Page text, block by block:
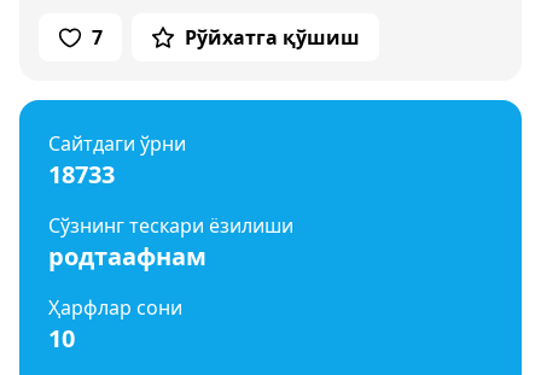
7 Рўйхатга қўшиш
Сайтдаги ўрни
18733
Сўзнинг тескари ёзилиши
родтаафнам
Ҳарфлар сони
10